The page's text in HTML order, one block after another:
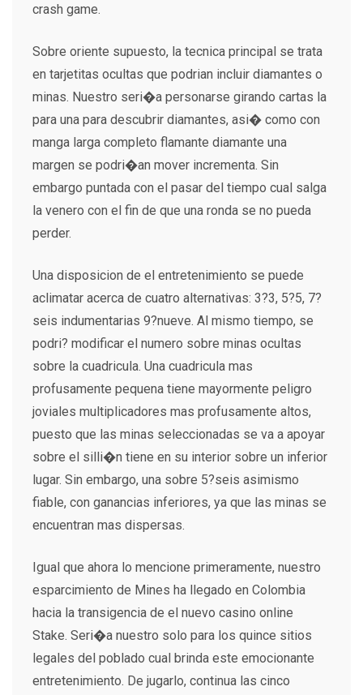
crash game.
Sobre oriente supuesto, la tecnica principal se trata
en tarjetitas ocultas que podrian incluir diamantes o
minas. Nuestro seri�a personarse girando cartas la
para una para descubrir diamantes, asi� como con
manga larga completo flamante diamante una
margen se podri�an mover incrementa. Sin
embargo puntada con el pasar del tiempo cual salga
la venero con el fin de que una ronda se no pueda
perder.
Una disposicion de el entretenimiento se puede
aclimatar acerca de cuatro alternativas: 3?3, 5?5, 7?
seis indumentarias 9?nueve. Al mismo tiempo, se
podri? modificar el numero sobre minas ocultas
sobre la cuadricula. Una cuadricula mas
profusamente pequena tiene mayormente peligro
joviales multiplicadores mas profusamente altos,
puesto que las minas seleccionadas se va a apoyar
sobre el silli�n tiene en su interior sobre un inferior
lugar. Sin embargo, una sobre 5?seis asimismo
fiable, con ganancias inferiores, ya que las minas se
encuentran mas dispersas.
Igual que ahora lo mencione primeramente, nuestro
esparcimiento de Mines ha llegado en Colombia
hacia la transigencia de el nuevo casino online
Stake. Seri�a nuestro solo para los quince sitios
legales del poblado cual brinda este emocionante
entretenimiento. De jugarlo, continua las cinco